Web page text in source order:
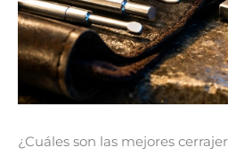
¿Cuáles son las mejores